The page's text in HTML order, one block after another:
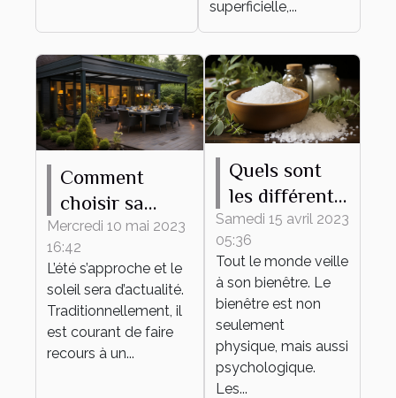
superficielle,...
Comment
choisir sa
pergola
bioclimatique ?
Mercredi 10 mai 2023
16:42
L’été s’approche et le
soleil sera d’actualité.
Traditionnellement, il
est courant de faire
recours à un...
Quels sont
les différents
bienfaits des
sels de bain ?
Samedi 15 avril 2023
05:36
Tout le monde veille
à son bienêtre. Le
bienêtre est non
seulement
physique, mais aussi
psychologique.
Les...